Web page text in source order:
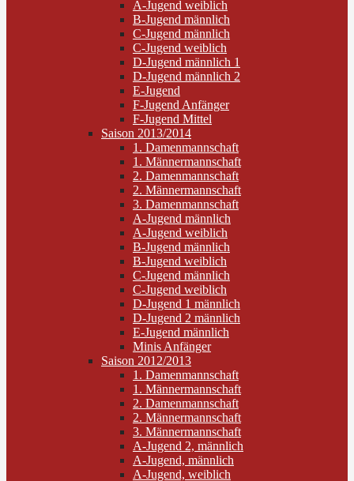
A-Jugend weiblich
B-Jugend männlich
C-Jugend männlich
C-Jugend weiblich
D-Jugend männlich 1
D-Jugend männlich 2
E-Jugend
F-Jugend Anfänger
F-Jugend Mittel
Saison 2013/2014
1. Damenmannschaft
1. Männermannschaft
2. Damenmannschaft
2. Männermannschaft
3. Damenmannschaft
A-Jugend männlich
A-Jugend weiblich
B-Jugend männlich
B-Jugend weiblich
C-Jugend männlich
C-Jugend weiblich
D-Jugend 1 männlich
D-Jugend 2 männlich
E-Jugend männlich
Minis Anfänger
Saison 2012/2013
1. Damenmannschaft
1. Männermannschaft
2. Damenmannschaft
2. Männermannschaft
3. Männermannschaft
A-Jugend 2, männlich
A-Jugend, männlich
A-Jugend, weiblich